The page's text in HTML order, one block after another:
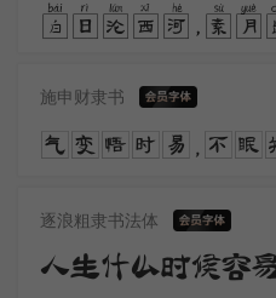
施申财隶书
逐浪粗隶书法体